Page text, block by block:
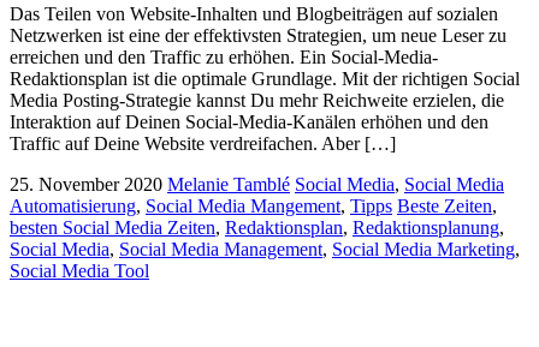
Das Teilen von Website-Inhalten und Blogbeiträgen auf sozialen
Netzwerken ist eine der effektivsten Strategien, um neue Leser zu
erreichen und den Traffic zu erhöhen. Ein Social-Media-
Redaktionsplan ist die optimale Grundlage. Mit der richtigen Social
Media Posting-Strategie kannst Du mehr Reichweite erzielen, die
Interaktion auf Deinen Social-Media-Kanälen erhöhen und den
Traffic auf Deine Website verdreifachen. Aber […]
25. November 2020 Melanie Tamblé Social Media, Social Media
Automatisierung, Social Media Mangement, Tipps Beste Zeiten,
besten Social Media Zeiten, Redaktionsplan, Redaktionsplanung,
Social Media, Social Media Management, Social Media Marketing,
Social Media Tool